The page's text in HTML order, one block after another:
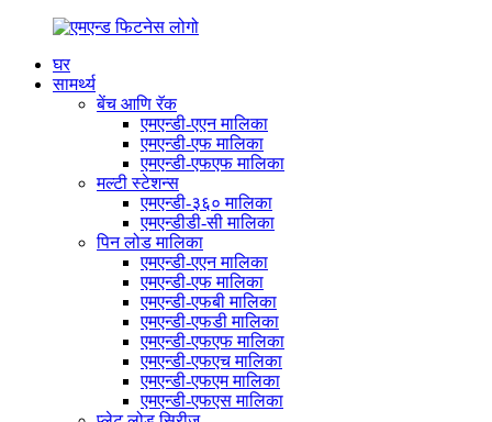
घर
सामर्थ्य
बेंच आणि रॅक
एमएन्डी-एएन मालिका
एमएन्डी-एफ मालिका
एमएन्डी-एफएफ मालिका
मल्टी स्टेशन्स
एमएन्डी-३६० मालिका
एमएन्डीडी-सी मालिका
पिन लोड मालिका
एमएन्डी-एएन मालिका
एमएन्डी-एफ मालिका
एमएन्डी-एफबी मालिका
एमएन्डी-एफडी मालिका
एमएन्डी-एफएफ मालिका
एमएन्डी-एफएच मालिका
एमएन्डी-एफएम मालिका
एमएन्डी-एफएस मालिका